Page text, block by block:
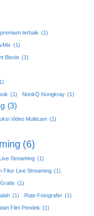
terbaik (1)
(1)
Bisnis (1)
(1) NonkQ Nongkray (1)
(3)
Video Multicam (1)
(6)
Streaming (1)
Fitur Live Streaming (1)
(1)
(1) Rate Fotografer (1)
Film Pendek (1)